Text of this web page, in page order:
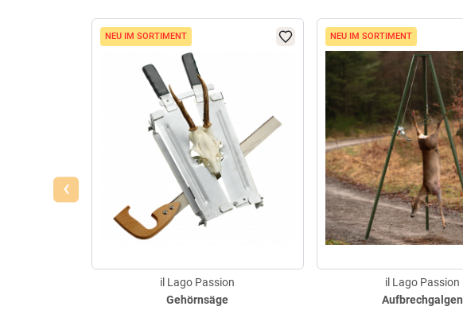
NEU IM SORTIMENT
Gehörnsäge
il Lago Passion
NEU IM SORTIMENT
Aufbrechgalgen
il Lago Passion
‹